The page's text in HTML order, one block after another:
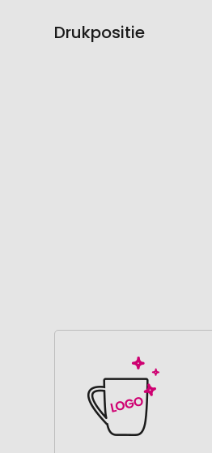
Drukpositie